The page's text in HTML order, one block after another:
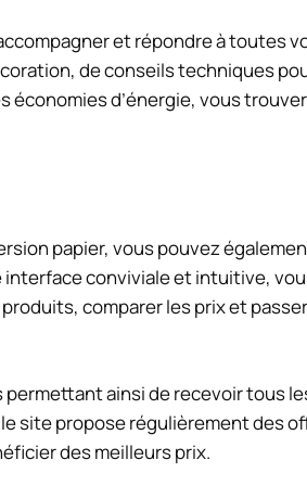
et répondre à toutes
de conseils techniques
économies d’énergie, vous
papier, vous pouvez
interface conviviale et intuitive,
comparer les prix et
permettant ainsi de recevoir tous
site propose régulièrement des
des meilleurs prix.